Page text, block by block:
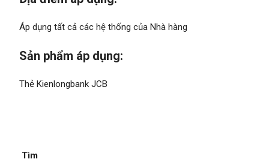
Áp dụng tất cả các hệ thống của Nhà hàng
Sản phẩm áp dụng:
Thẻ Kienlongbank JCB
Tìm